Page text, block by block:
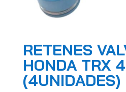
RETENES
HONDA TRX
(4UNIDADES)